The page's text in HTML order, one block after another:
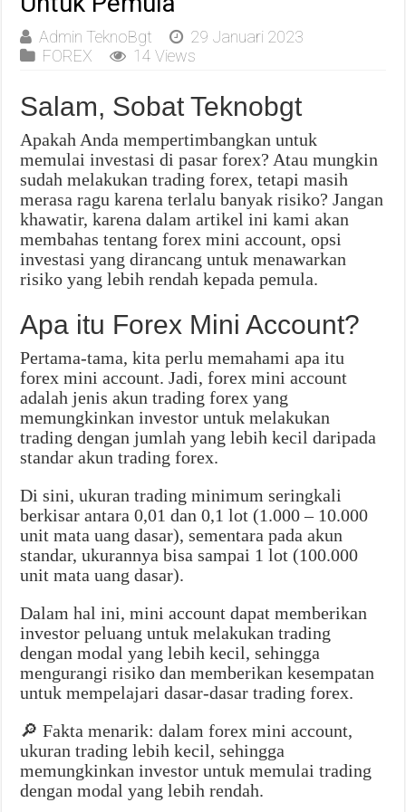
Admin TeknoBgt
29 Januari 2023
FOREX
14 Views
Salam, Sobat Teknobgt
Apakah Anda mempertimbangkan untuk
memulai investasi di pasar forex? Atau mungkin
sudah melakukan trading forex, tetapi masih
merasa ragu karena terlalu banyak risiko? Jangan
khawatir, karena dalam artikel ini kami akan
membahas tentang forex mini account, opsi
investasi yang dirancang untuk menawarkan
risiko yang lebih rendah kepada pemula.
Apa itu Forex Mini Account?
Pertama-tama, kita perlu memahami apa itu
forex mini account. Jadi, forex mini account
adalah jenis akun trading forex yang
memungkinkan investor untuk melakukan
trading dengan jumlah yang lebih kecil daripada
standar akun trading forex.
Di sini, ukuran trading minimum seringkali
berkisar antara 0,01 dan 0,1 lot (1.000 – 10.000
unit mata uang dasar), sementara pada akun
standar, ukurannya bisa sampai 1 lot (100.000
unit mata uang dasar).
Dalam hal ini, mini account dapat memberikan
investor peluang untuk melakukan trading
dengan modal yang lebih kecil, sehingga
mengurangi risiko dan memberikan kesempatan
untuk mempelajari dasar-dasar trading forex.
🔎 Fakta menarik: dalam forex mini account,
ukuran trading lebih kecil, sehingga
memungkinkan investor untuk memulai trading
dengan modal yang lebih rendah.